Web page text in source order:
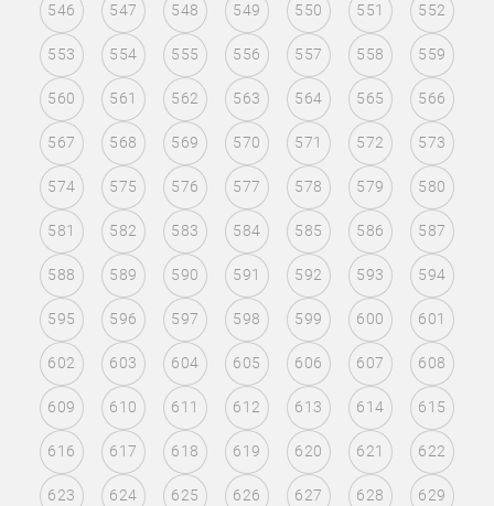
546 547 548 549 550 551 552
553 554 555 556 557 558 559
560 561 562 563 564 565 566
567 568 569 570 571 572 573
574 575 576 577 578 579 580
581 582 583 584 585 586 587
588 589 590 591 592 593 594
595 596 597 598 599 600 601
602 603 604 605 606 607 608
609 610 611 612 613 614 615
616 617 618 619 620 621 622
623 624 625 626 627 628 629